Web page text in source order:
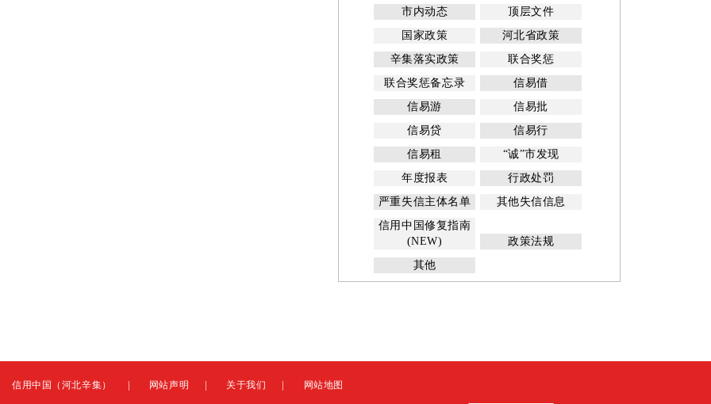
市内动态
顶层文件
国家政策
河北省政策
辛集落实政策
联合奖惩
联合奖惩备忘录
信易借
信易游
信易批
信易贷
信易行
信易租
“诚”市发现
年度报表
行政处罚
严重失信主体名单
其他失信信息
信用中国修复指南
(NEW)
政策法规
其他
信用中国（河北辛集） | 网站声明 | 关于我们 | 网站地图